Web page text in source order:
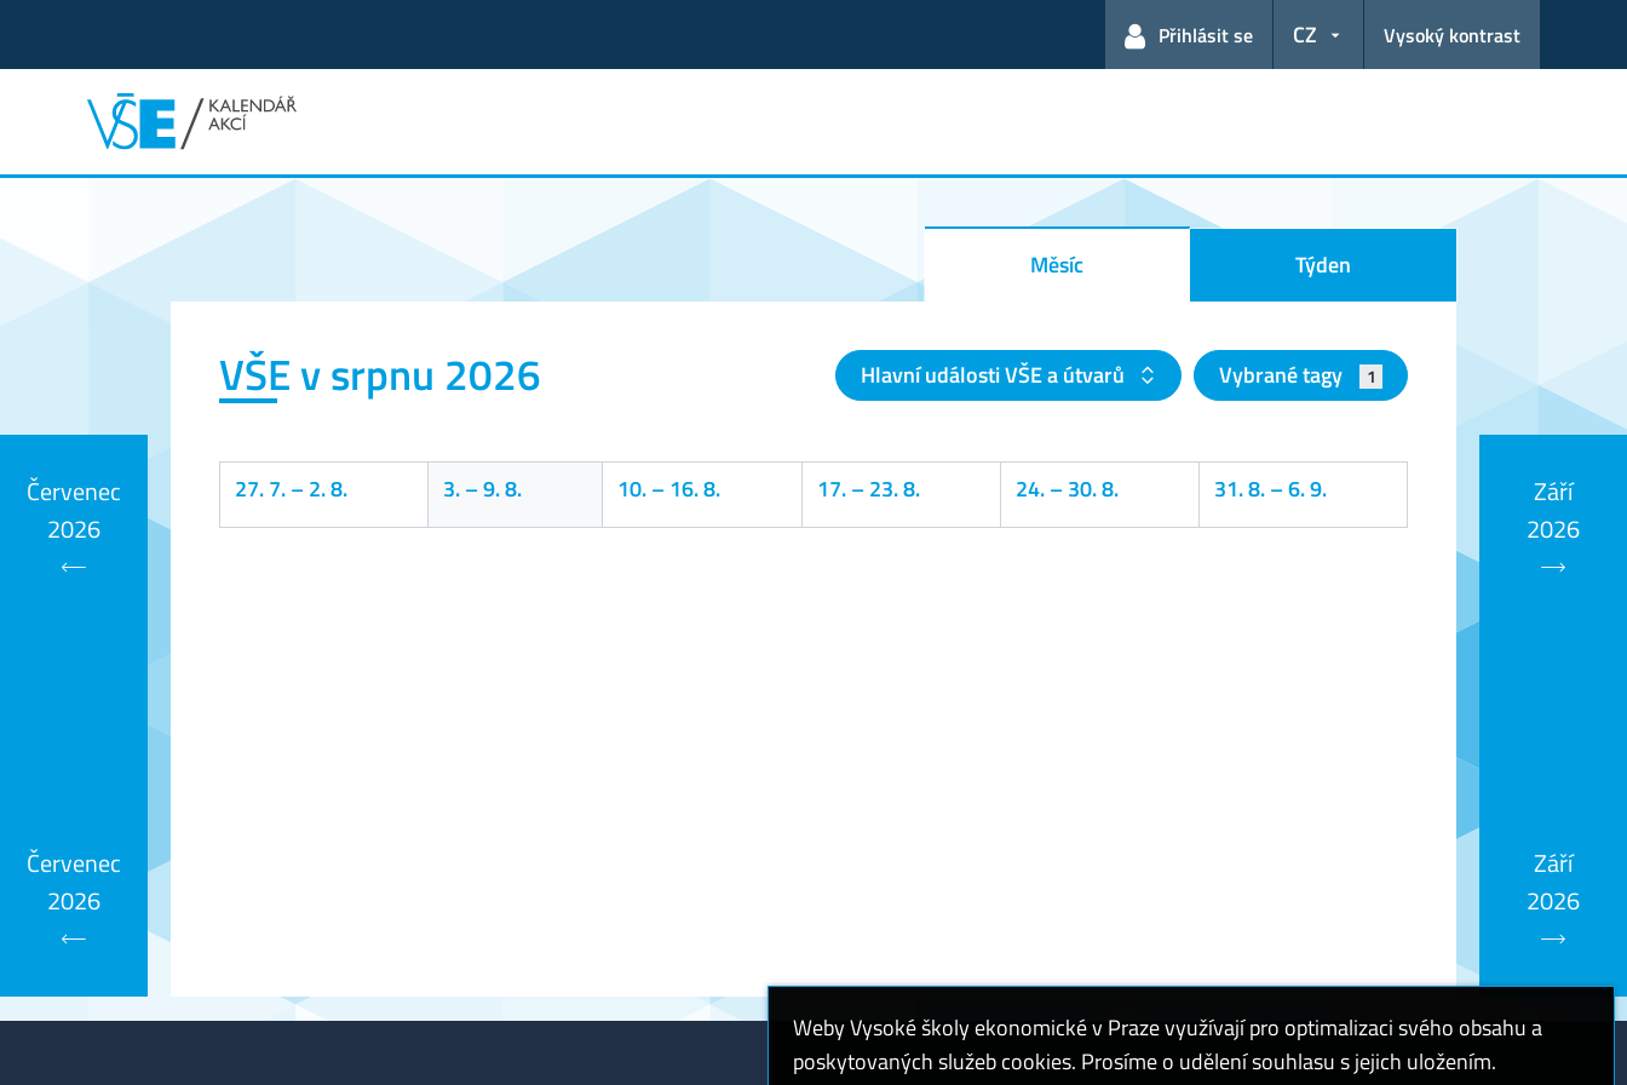
Přihlásit se CZ Vysoký kontrast
Kalendář akcí
Měsíc Týden
VŠE v srpnu 2026 Hlavní události VŠE a útvarů Vybrané tagy 1
27. 7.–2. 8. 3.–9. 8. 10.–16. 8. 17.–23. 8. 24.–30. 8. 31. 8.–6. 9.
Červenec
2026
Červenec
2026
Září
2026
Září
2026
Weby Vysoké školy ekonomické v Praze využívají pro optimalizaci svého obsahu a
poskytovaných služeb cookies. Prosíme o udělení souhlasu s jejich uložením.